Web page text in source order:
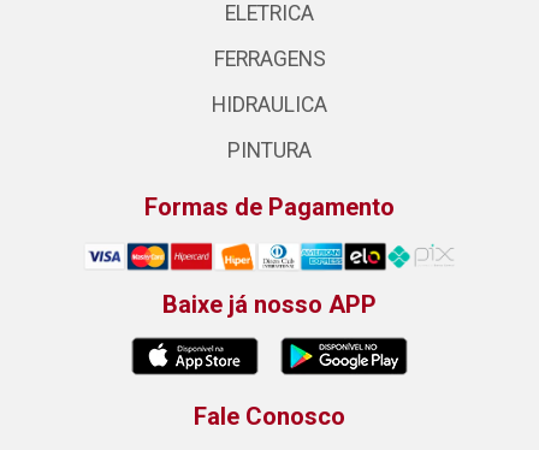
ELETRICA
FERRAGENS
HIDRAULICA
PINTURA
Formas de Pagamento
Baixe já nosso APP
Fale Conosco